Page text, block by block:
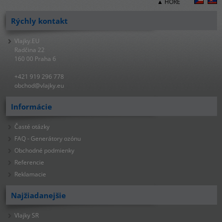
▲ HORE
Rýchly kontakt
Vlajky.EU
Radčina 22
160 00 Praha 6
+421 919 296 778
obchod@vlajky.eu
Informácie
Časté otázky
FAQ - Generátory ozónu
Obchodné podmienky
Referencie
Reklamacie
Najžiadanejšie
Vlajky SR